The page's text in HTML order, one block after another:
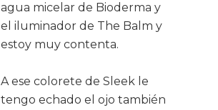
agua micelar de Bioderma y
el iluminador de The Balm y
estoy muy contenta.
A ese colorete de Sleek le
tengo echado el ojo también